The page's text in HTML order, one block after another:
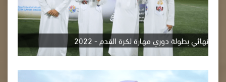
نهائي بطولة دوري مهارة لكرة القدم - 2022